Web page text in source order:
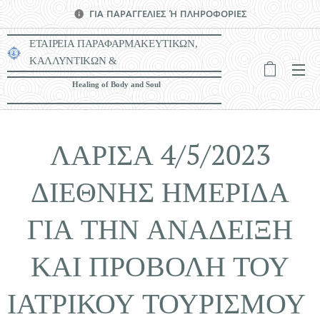
ΓΙΑ ΠΑΡΑΓΓΕΛΙΕΣ Ή ΠΛΗΡΟΦΟΡΙΕΣ
ΕΤΑΙΡΕΙΑ ΠΑΡΑΦΑΡΜΑΚΕΥΤΙΚΩΝ,
ΚΑΛΛΥΝΤΙΚΩΝ &
ΙΑΤΡΟΤΕΧΝΟΛΟΓΙΚΩΝ ΠΡΟΪΟΝΤΩΝ
Healing of Body and Soul
ΛΑΡΙΣΑ 4/5/2023
ΔΙΕΘΝΗΣ ΗΜΕΡΙΔΑ
ΓΙΑ ΤΗΝ ΑΝΑΔΕΙΞΗ
ΚΑΙ ΠΡΟΒΟΛΗ ΤΟΥ
ΙΑΤΡΙΚΟΥ ΤΟΥΡΙΣΜΟΥ